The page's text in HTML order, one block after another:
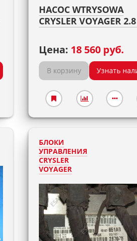
НАСОС WTRYSOWA
CRYSLER VOYAGER
Цена: 18 560 руб.
В корзину Узнать
БЛОКИ
УПРАВЛЕНИЯ
CRYSLER
VOYAGER